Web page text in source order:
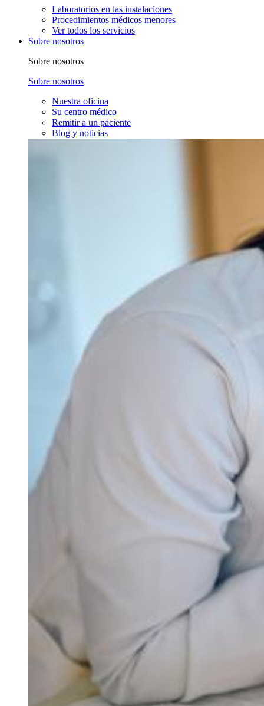
Laboratorios en las instalaciones
Procedimientos médicos menores
Ver todos los servicios
Sobre nosotros
Sobre nosotros
Sobre nosotros
Nuestra oficina
Su centro médico
Remitir a un paciente
Blog y noticias